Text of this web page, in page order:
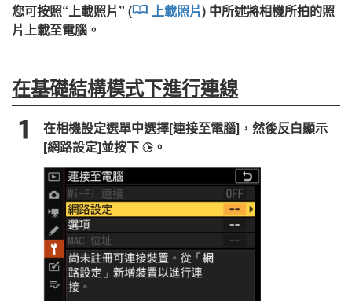
您可按照“上載照片” ( 上載照片) 中所述將相機所拍的照
片上載至電腦。
在基礎結構模式下進行連線
在相機設定選單中選擇[連接至電腦]，然後反白顯示
[網路設定]並按下 2 。